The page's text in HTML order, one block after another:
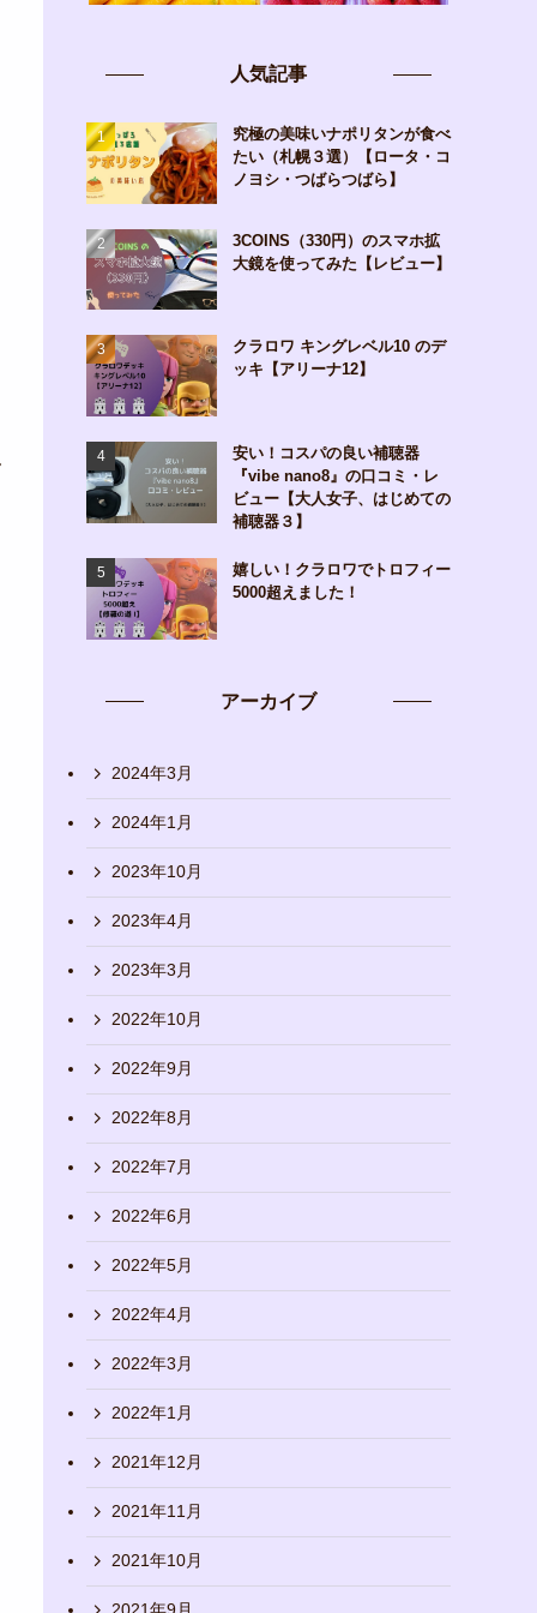
人気記事
究極の美味いナポリタンが食べ
たい（札幌３選）【ロータ・コ
ノヨシ・つばらつばら】
3COINS（330円）のスマホ拡
大鏡を使ってみた【レビュー】
クラロワ キングレベル10 のデ
ッキ【アリーナ12】
安い！コスパの良い補聴器
『vibe nano8』の口コミ・レ
ビュー【大人女子、はじめての
補聴器３】
嬉しい！クラロワでトロフィー
5000超えました！
アーカイブ
2024年3月
2024年1月
2023年10月
2023年4月
2023年3月
2022年10月
2022年9月
2022年8月
2022年7月
2022年6月
2022年5月
2022年4月
2022年3月
2022年1月
2021年12月
2021年11月
2021年10月